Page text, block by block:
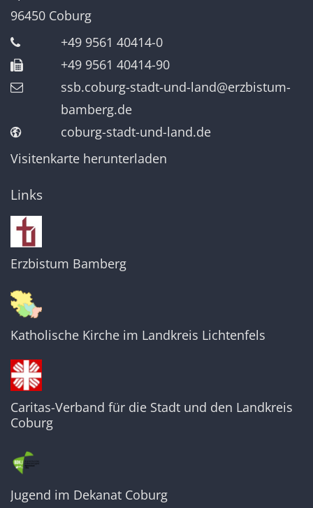
96450 Coburg
+49 9561 40414-0
+49 9561 40414-90
ssb.coburg-stadt-und-land@erzbistum-
bamberg.de
coburg-stadt-und-land.de
Visitenkarte herunterladen
Links
Erzbistum Bamberg
Katholische Kirche im Landkreis Lichtenfels
Caritas-Verband für die Stadt und den Landkreis
Coburg
Jugend im Dekanat Coburg